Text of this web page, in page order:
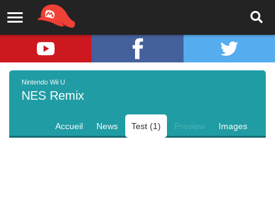
Nintendo Wii U
NES Remix
Accueil News Test (1) Preview Images